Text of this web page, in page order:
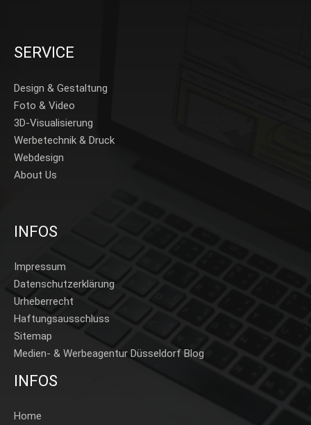
SERVICE
Design & Gestaltung
Foto & Video
3D-Visualisierung
Werbetechnik & Druck
Webdesign
About Us
INFOS
Impressum
Datenschutzerklärung
Urheberrecht
Haftungsausschluss
Sitemap
Medien- & Werbeagentur Düsseldorf Blog
INFOS
Home